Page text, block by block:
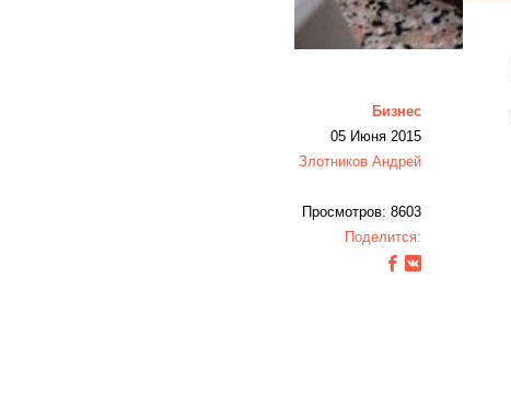
Бизнес
05 Июня 2015
Злотников Андрей
Просмотров: 8603
Поделится: